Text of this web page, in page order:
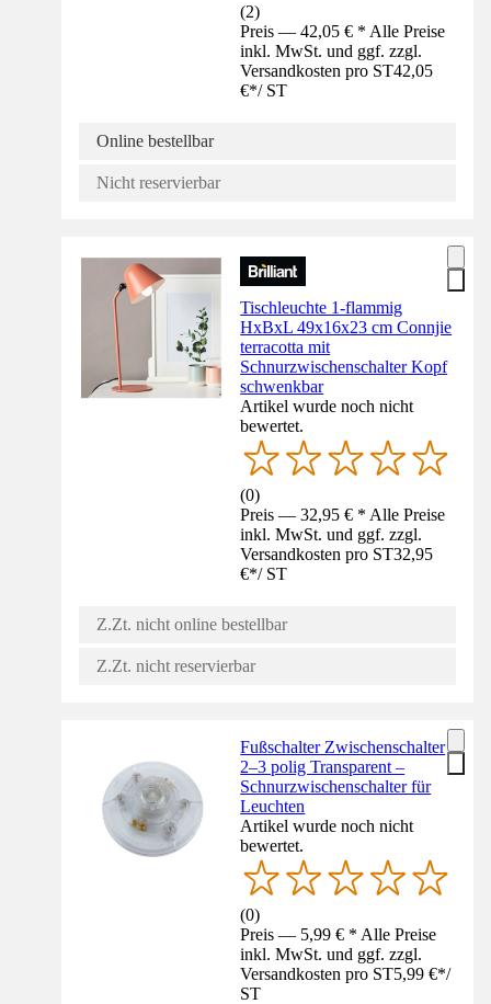
(2)
Preis — 42,05 € * Alle Preise
inkl. MwSt. und ggf. zzgl.
Versandkosten pro ST42,05
€*/ ST
Online bestellbar
Nicht reservierbar
Tischleuchte 1-flammig
HxBxL 49x16x23 cm Connjie
terracotta mit
Schnurzwischenschalter Kopf
schwenkbar
Artikel wurde noch nicht
bewertet.
(0)
Preis — 32,95 € * Alle Preise
inkl. MwSt. und ggf. zzgl.
Versandkosten pro ST32,95
€*/ ST
Z.Zt. nicht online bestellbar
Z.Zt. nicht reservierbar
Fußschalter Zwischenschalter
2–3 polig Transparent –
Schnurzwischenschalter für
Leuchten
Artikel wurde noch nicht
bewertet.
(0)
Preis — 5,99 € * Alle Preise
inkl. MwSt. und ggf. zzgl.
Versandkosten pro ST5,99 €*/
ST